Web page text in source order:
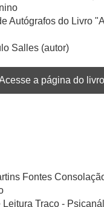
Autógrafos do Livro
Salles (autor)
a página do
Fontes
Traço -